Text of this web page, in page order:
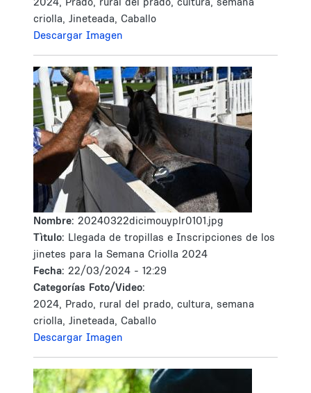
criolla, Jineteada, Caballo
Descargar Imagen
Nombre: 20240322dicimouyplr0101.jpg
Tìtulo: Llegada de tropillas e Inscripciones de los
jinetes para la Semana Criolla 2024
Fecha: 22/03/2024 - 12:29
Categorías Foto/Video:
2024, Prado, rural del prado, cultura, semana
criolla, Jineteada, Caballo
Descargar Imagen